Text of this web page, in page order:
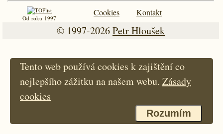
Od roku 1997
Cookies Kontakt
© 1997-2026Petr Hloušek
Tento web používá cookies k zajištění co
nejlepšího zážitku na našem webu. Zásady
cookies
Rozumím